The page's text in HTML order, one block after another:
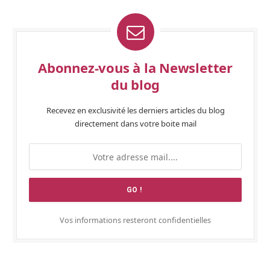
Abonnez-vous à la Newsletter
du blog
Recevez en exclusivité les derniers articles du blog
directement dans votre boite mail
Vos informations resteront confidentielles